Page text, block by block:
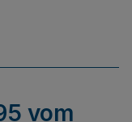
vom